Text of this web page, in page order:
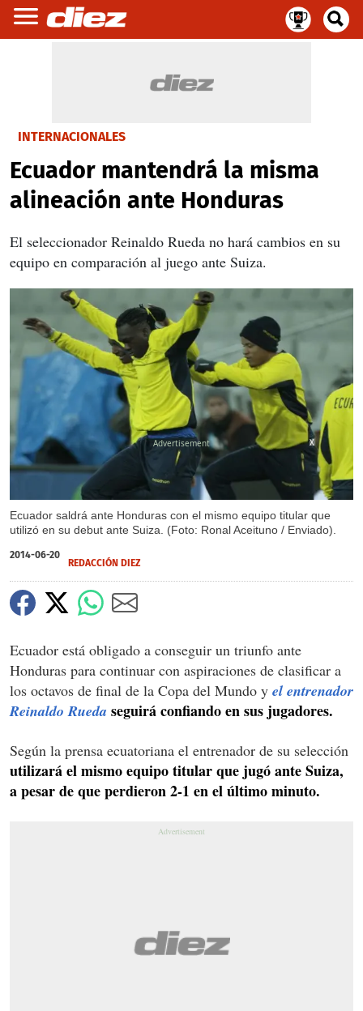
INTERNACIONALES
Ecuador mantendrá la misma
alineación ante Honduras
El seleccionador Reinaldo Rueda no hará cambios en su
equipo en comparación al juego ante Suiza.
Ecuador saldrá ante Honduras con el mismo equipo titular que
utilizó en su debut ante Suiza. (Foto: Ronal Aceituno / Enviado).
X
2014-06-20
REDACCIÓN DIEZ
Ecuador está obligado a conseguir un triunfo ante
Honduras para continuar con aspiraciones de clasificar a
los octavos de final de la Copa del Mundo y el entrenador
Reinaldo Rueda seguirá confiando en sus jugadores.
Según la prensa ecuatoriana el entrenador de su selección
utilizará el mismo equipo titular que jugó ante Suiza,
a pesar de que perdieron 2-1 en el último minuto.